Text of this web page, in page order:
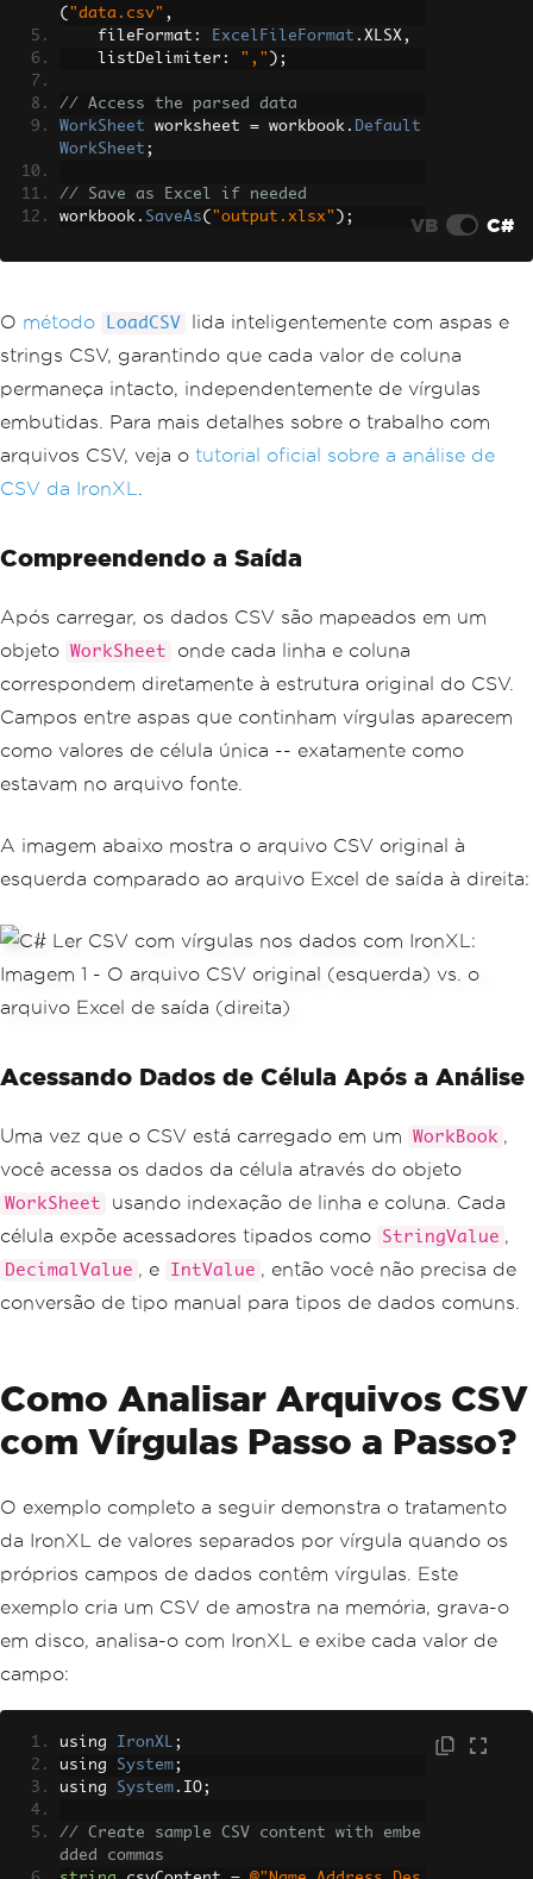
( "data.csv" ,
    fileFormat
: ExcelFileFormat . XLSX,
    listDelimiter
: "," );
// Access the parsed data
WorkSheet worksheet = workbook . Default
WorkSheet ;
// Save as Excel if needed
workbook . SaveAs( "output.xlsx" ); VB C#
O método LoadCSV
lida inteligentemente com aspas e
strings CSV, garantindo que cada valor de coluna
permaneça intacto, independentemente de vírgulas
embutidas. Para mais detalhes sobre o trabalho com
arquivos CSV, veja o tutorial oficial sobre a análise de
CSV da IronXL
Compreendendo a Saída
Após carregar, os dados CSV são mapeados em um
objeto WorkSheet
onde cada linha e coluna
correspondem diretamente à estrutura original do CSV.
Campos entre aspas que continham vírgulas aparecem
como valores de célula única -- exatamente como
estavam no arquivo fonte.
A imagem abaixo mostra o arquivo CSV original à
esquerda comparado ao arquivo Excel de saída à direita:
Acessando Dados de Célula Após a Análise
Uma vez que o CSV está carregado em um WorkBook ,
você acessa os dados da célula através do objeto
WorkSheet
usando indexação de linha e coluna. Cada
célula expõe acessadores tipados como
StringValue ,
DecimalValue , e IntValue , então você não precisa de
conversão de tipo manual para tipos de dados comuns.
Como Analisar Arquivos CSV
com Vírgulas Passo a Passo?
O exemplo completo a seguir demonstra o tratamento
da IronXL de valores separados por vírgula quando os
próprios campos de dados contêm vírgulas. Este
exemplo cria um CSV de amostra na memória, grava-o
em disco, analisa-o com IronXL e exibe cada valor de
campo:
using IronXL ;
using System;
using System . IO;
// Create sample CSV content with embe
dded commas